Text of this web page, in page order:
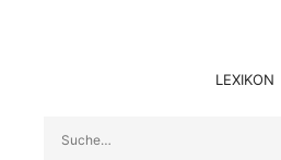
LEXIKON